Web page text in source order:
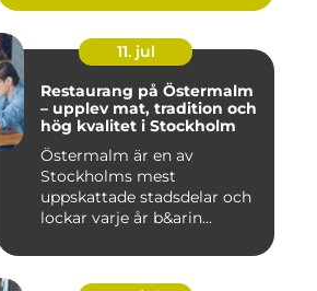
11. jul
Restaurang på Östermalm
– upplev mat, tradition och
hög kvalitet i Stockholm
Östermalm är en av
Stockholms mest
uppskattade stadsdelar och
lockar varje år b&arin...